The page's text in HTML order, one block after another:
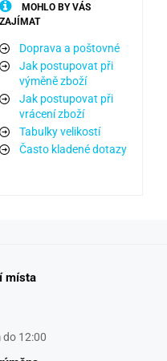
MOHLO BY VÁS
ZAJÍMAT
Doprava a poštovné
Jak postupovat při
výměně zboží
Jak postupovat při
vrácení zboží
Tabulky velikostí
Často kladené dotazy
místa
do 12:00